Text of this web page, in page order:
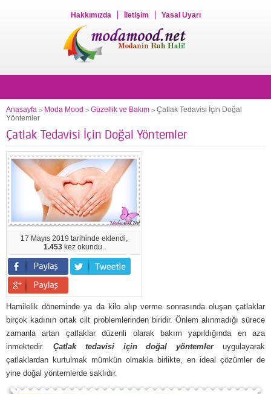
Hakkımızda İletişim Yasal Uyarı
Anasayfa > Moda Mood > Güzellik ve Bakım > Çatlak Tedavisi İçin Doğal
Yöntemler
Çatlak Tedavisi İçin Doğal Yöntemler
17 Mayıs 2019 tarihinde eklendi,
1.453 kez okundu.
Hamilelik döneminde ya da kilo alıp verme sonrasında oluşan çatlaklar
birçok kadının ortak cilt problemlerinden biridir. Önlem alınmadığı sürece
zamanla artan çatlaklar düzenli olarak bakım yapıldığında en aza
inmektedir. Çatlak tedavisi için doğal yöntemleruygulayarak
çatlaklardan kurtulmak mümkün olmakla birlikte, en ideal çözümler de
yine doğal yöntemlerde saklıdır.